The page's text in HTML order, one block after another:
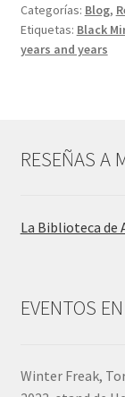
Categorías: Blog,
Etiquetas: Black
years and years
RESEÑAS A
La Biblioteca de
EVENTOS
Winter Freak,